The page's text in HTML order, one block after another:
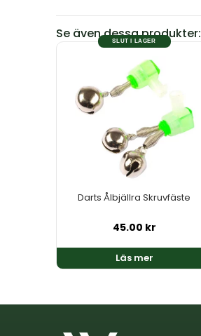
Se även dessa produkter:
SLUT I LAGER
Darts Ålbjällra Skruvfäste
45.00 kr
Läs mer